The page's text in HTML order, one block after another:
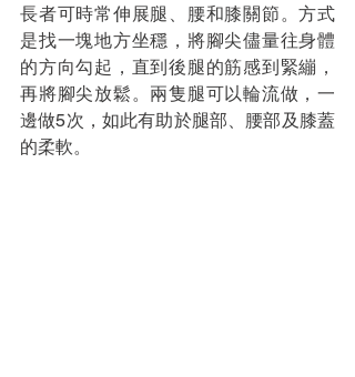
長者可時常伸展腿、腰和膝關節。方式
是找一塊地方坐穩，將腳尖儘量往身體
的方向勾起，直到後腿的筋感到緊繃，
再將腳尖放鬆。兩隻腿可以輪流做，一
邊做5次，如此有助於腿部、腰部及膝蓋
的柔軟。